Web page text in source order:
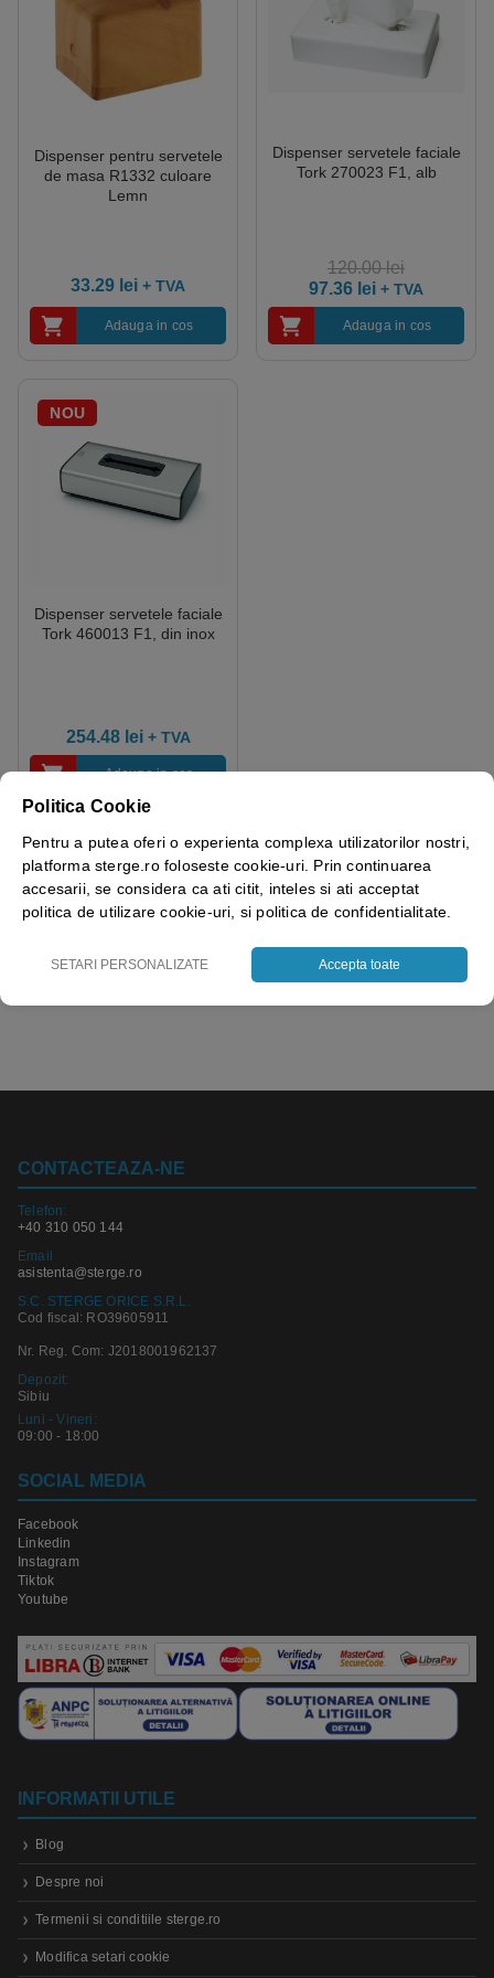
Dispenser pentru servetele
de masa R1332 culoare
Lemn
33.29 lei + TVA
Adauga in cos
Dispenser servetele faciale
Tork 270023 F1, alb
120.00lei
97.36 lei + TVA
Adauga in cos
NOU
Dispenser servetele faciale
Tork 460013 F1, din inox
254.48 lei + TVA
Adauga in cos
CONTACTEAZA-NE
Telefon:
+40 310 050 144
Email
asistenta@sterge.ro
S.C. STERGE ORICE S.R.L.
Cod fiscal: RO39605911
Nr. Reg. Com: J2018001962137
Depozit:
Sibiu
Luni - Vineri:
09:00 - 18:00
SOCIAL MEDIA
Facebook
Linkedin
Instagram
Tiktok
Youtube
INFORMATII UTILE
Blog
Despre noi
Termenii si conditiile sterge.ro
Modifica setari cookie
Politica Cookie
Pentru a putea oferi o experienta complexa utilizatorilor nostri,
platforma sterge.ro foloseste cookie-uri. Prin continuarea
accesarii, se considera ca ati citit, inteles si ati acceptat
politica de utilizare cookie-uri, si politica de confidentialitate.
SETARI PERSONALIZATE Accepta toate